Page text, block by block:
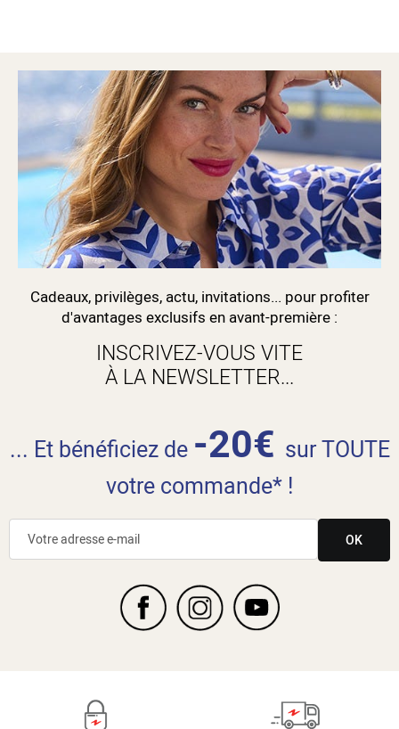
Cadeaux, privilèges, actu, invitations... pour profiter
d'avantages exclusifs en avant-première :
INSCRIVEZ-VOUS VITE
À LA NEWSLETTER...
... Et bénéficiez de -20€ sur TOUTE
votre commande* !
OK